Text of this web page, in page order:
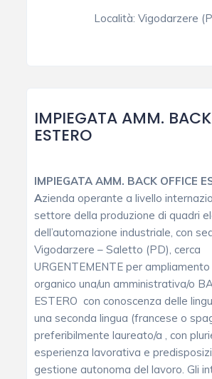
Località: Vigodarzere
IMPIEGATA AMM.
ESTERO
IMPIEGATA AMM. BACK OFFICE
Azienda operante a livello
settore della produzione di quadri
dell’automazione industriale, con
Vigodarzere – Saletto (PD), cerca
URGENTEMENTE per
organico una/un amministrativa/o
ESTERO con conoscenza delle
una seconda lingua (francese o
preferibilmente laureato/a , con
esperienza lavorativa e
gestione autonoma del lavoro. Gli